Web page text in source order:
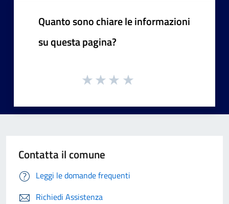
Quanto sono chiare le informazioni
su questa pagina?
Contatta il comune
Leggi le domande frequenti
Richiedi Assistenza